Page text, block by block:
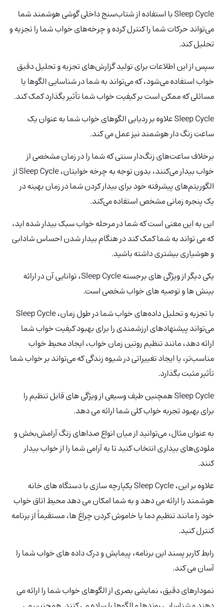
Sleep Cycle با استفاده از شتاب‌سنج داخلی گوشی هوشمند شما
می‌تواند حرکات شما را کنترل کرده و چرخه‌های خواب شما را تجزیه و
تحلیل کند.
سپس از این اطلاعات برای تولید گزارش‌های تجزیه و تحلیل دقیق
خواب استفاده می‌شود، که می‌تواند به شما در شناسایی الگوها یا
مسائلی که ممکن است بر کیفیت خواب شما تأثیر بگذارد کمک کند.
Sleep Cycle علاوه بر ردیابی الگوهای خواب شما به عنوان یک
ساعت زنگ دار هوشمند نیز عمل می کند.
برخلاف ساعت‌های زنگ‌دار سنتی که شما را در زمان مشخصی از
خواب بیدار می‌کنند، بدون توجه به چرخه خوابتان، Sleep Cycle از
الگوریتم‌های پیشرفته خود برای بیدار کردن شما در زمان بهینه در
یک پنجره زمانی مشخص استفاده می‌کند.
این به این معنی است که شما در مرحله خواب سبک بیدار شده اید،
که می تواند به شما کمک کند در هنگام بیدار شدن احساس شادابی
و هوشیاری بیشتری داشته باشید.
یکی دیگر از ویژگی های برجسته Sleep Cycle، توانایی آن در ارائه
بینش ها و توصیه های خواب شخصی است.
با تجزیه و تحلیل داده‌های خواب شما در طول زمان، Sleep Cycle
می‌تواند پیشنهادهای ارزشمندی را برای بهبود کیفیت خواب شما
ارائه دهد، مانند تنظیم روتین زمان خواب، ایجاد محیط خواب
مناسب‌تر، یا ایجاد تغییراتی در شیوه زندگی که می‌تواند بر خواب شما
تأثیر مثبت بگذارد.
Sleep Cycle همچنین طیف وسیعی از ویژگی های قابل تنظیم را
برای بهبود تجربه خواب کلی شما ارائه می دهد.
به عنوان مثال، می‌توانید از میان انواع صداهای زنگ آرامش‌بخش و
ملودی‌های بیداری انتخاب کنید تا به آرامی شما را از خواب بیدار
کنند.
علاوه بر این، Sleep Cycle یکپارچه سازی با دستگاه های خانه
هوشمند را ارائه می دهد و به شما امکان می دهد محیط اتاق خواب
خود را مانند تنظیم دما یا خاموش کردن چراغ ها، مستقیماً از برنامه
کنترل کنید.
رابط کاربر پسند این برنامه، پیمایش و درک داده های خواب شما را
آسان می کند.
نمودارهای دقیق، نمایشی بصری از الگوهای خواب شما را ارائه می